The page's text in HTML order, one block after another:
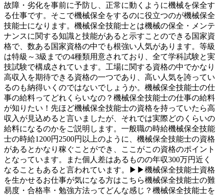
故障・劣化を事前に予防し、正常に動くように機械を保全す
る仕事です。そこで機械保全をするのに役立つのが機械保全
技能士になります。機械保全技能士とは機械の保全・メンテ
ナンスに関する知識と技能があると示すことのできる国家資
格で、数ある国家資格の中でも根強い人気があります。等級
は特級～3級までの4種類用意されており、全て学科試験と実
技試験で構成されています。工場に関する資格の中でかなり
高収入を期待できる資格の一つであり、高い人気を誇ってい
るのも納得いくのではないでしょうか。機械保全技能士の仕
事の給料ってどれくらいなの？機械保全技能士の仕事の給料
が知りたい！先ほど機械保全技能士の資格を持っていたら高
収入が見込めると言いましたが、それでは実際どのくらいの
給料になるのかをご説明します。一般職の時給機械保全技能
士の時給1200円2500円以上のように、機械保全技能士の資格
があるとかなり稼ぐことができ、ここがこの資格のポイント
となっています。また個人差はあるものの年収300万円近く
なることもあると言われています。▶▶機械保全技能士資格
を生かせるお仕事が気になる方はこちら機械保全技能士の難
易度・合格率・勉強方法ってどんな感じ？機械保全技能士を